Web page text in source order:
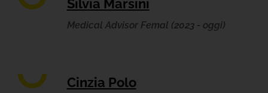
Silvia Marsini
Medical Advisor Femal (2023 - oggi)
Cinzia Polo